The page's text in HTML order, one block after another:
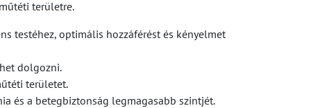
területre.
testéhez, optimális hozzáférést és kényelmet
dolgozni.
területet.
és a betegbiztonság legmagasabb szintjét.